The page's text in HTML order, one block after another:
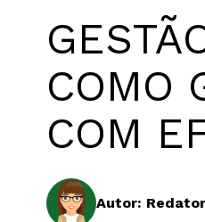
COMO
COM
Autor: